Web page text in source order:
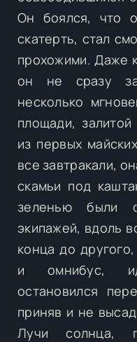
Он боялся, что
скатерть, стал
прохожими. Даже
он не сразу
несколько
площади,
из первых
все завтракали,
скамьи под
зеленью были
экипажей, вдоль
конца до
и омнибус,
остановился
приняв и не
Лучи солнца,